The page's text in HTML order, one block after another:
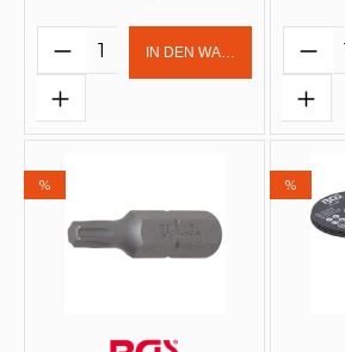
Produkt Anzahl: Gib
IN DEN WARENKORB
% %